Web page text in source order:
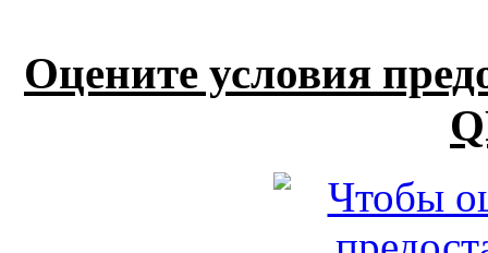
Оцените условия